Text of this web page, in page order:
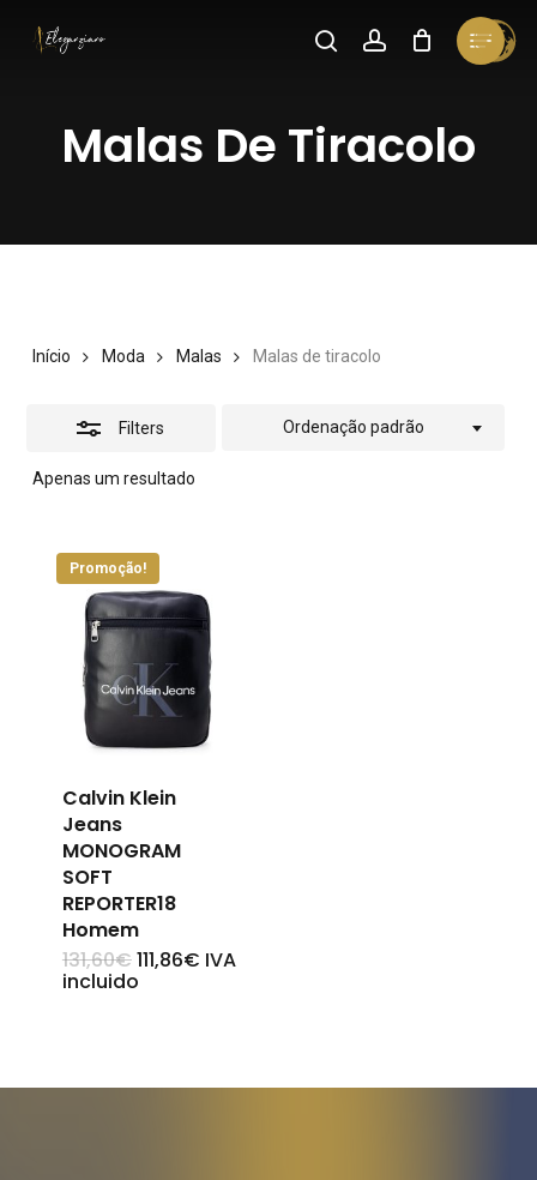
content
searchaccount
Menu
Close
Cart
Malas De Tiracolo
Início Moda Malas Malas de tiracolo
Filters
Apenas um resultado
Ordenação padrão
Close
Promoção!
Calvin Klein
Jeans
MONOGRAM
SOFT
REPORTER18
Homem
131,60€O
preço
original
111,86€OIVA
incluido
This
multiple